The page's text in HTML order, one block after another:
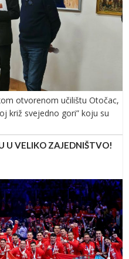
otvorenom učilištu Otočac,
križ svejedno gori” koju su
U VELIKO ZAJEDNIŠTVO!